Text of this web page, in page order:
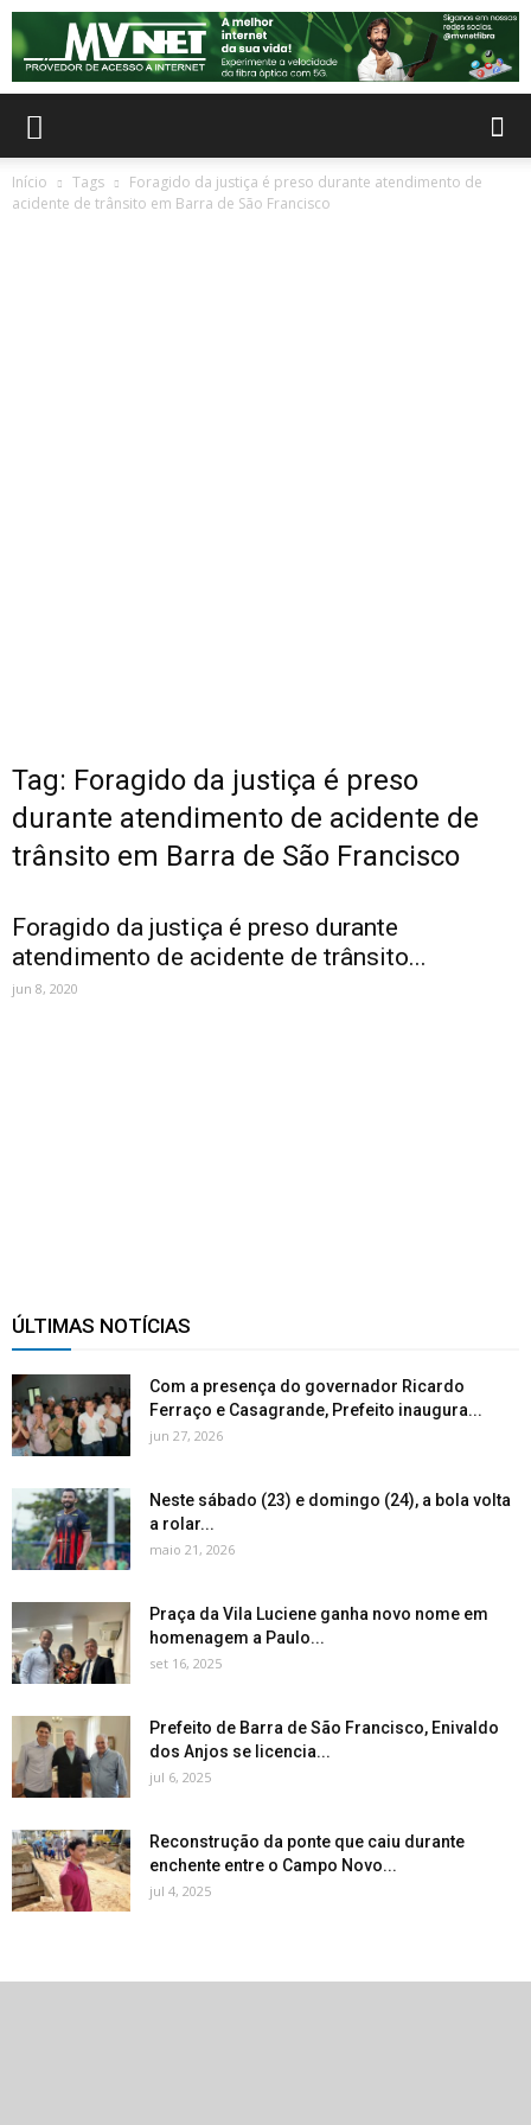
Início Tags
Foragido da justiça é preso durante atendimento de
acidente de trânsito em Barra de São Francisco
Tag: Foragido da justiça é preso
durante atendimento de acidente de
trânsito em Barra de São Francisco
Foragido da justiça é preso durante
atendimento de acidente de trânsito...
jun 8, 2020
ÚLTIMAS NOTÍCIAS
Com a presença do governador Ricardo
Ferraço e Casagrande, Prefeito inaugura...
jun 27, 2026
Neste sábado (23) e domingo (24), a bola volta
a rolar...
maio 21, 2026
Praça da Vila Luciene ganha novo nome em
homenagem a Paulo...
set 16, 2025
Prefeito de Barra de São Francisco, Enivaldo
dos Anjos se licencia...
jul 6, 2025
Reconstrução da ponte que caiu durante
enchente entre o Campo Novo...
jul 4, 2025